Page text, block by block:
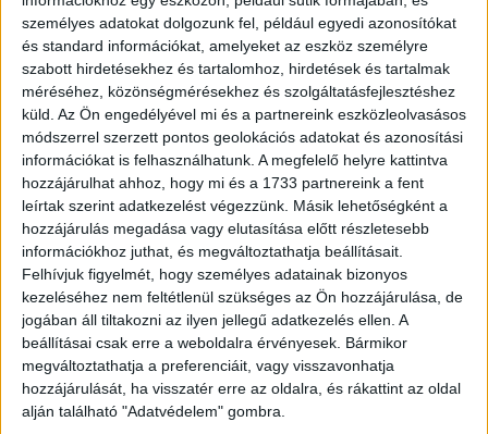
személyes adatokat dolgozunk fel, például egyedi azonosítókat
és standard információkat, amelyeket az eszköz személyre
szabott hirdetésekhez és tartalomhoz, hirdetések és tartalmak
méréséhez, közönségmérésekhez és szolgáltatásfejlesztéshez
küld. Az Ön engedélyével mi és a partnereink eszközleolvasásos
módszerrel szerzett pontos geolokációs adatokat és azonosítási
információkat is felhasználhatunk. A megfelelő helyre kattintva
hozzájárulhat ahhoz, hogy mi és a 1733 partnereink a fent
leírtak szerint adatkezelést végezzünk. Másik lehetőségként a
hozzájárulás megadása vagy elutasítása előtt részletesebb
információkhoz juthat, és megváltoztathatja beállításait.
Felhívjuk figyelmét, hogy személyes adatainak bizonyos
kezeléséhez nem feltétlenül szükséges az Ön hozzájárulása, de
jogában áll tiltakozni az ilyen jellegű adatkezelés ellen. A
beállításai csak erre a weboldalra érvényesek. Bármikor
megváltoztathatja a preferenciáit, vagy visszavonhatja
hozzájárulását, ha visszatér erre az oldalra, és rákattint az oldal
alján található "Adatvédelem" gombra.
Kikiáltási ár:150 000 Ft
Azonosító
100467
Udvary Pál által tervezett chromolithographia. A
Magyarország Területi Épségének Védelmi Ligája által
kiadott lap a budapesti Seidner-műhelyben készült 1920
körül. A képen ősmagyar vitéz álló alakja látható, jobb
kezében szekercét tart, a balt óvó mozdulattal emeli a
mögötte látható címer elé.
Mérete: 940 x 630 mm. A bal oldal alsó részét levágták,
ez kis mértékben a képmezőt is érinti.